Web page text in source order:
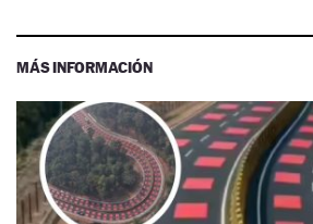
MÁS INFORMACIÓN